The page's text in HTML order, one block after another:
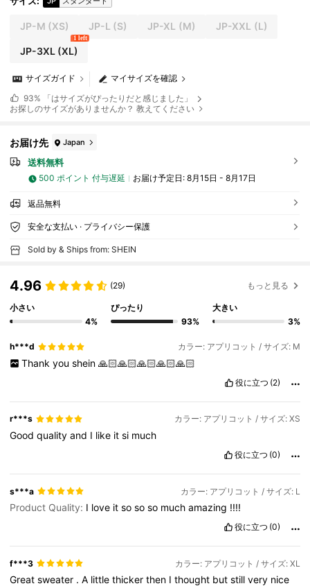
JP-M (XS) JP-L (S) JP-XL (M) JP-XXL (L)
JP-3XL(XL)
1 left
マイサイズを確認
サイズガイド
93% 「はサイズがぴったりだと感じました」
お探しのサイズがありませんか？ 教えてください
お届け先 Japan
送料無料
500 ポイント 付与遅延 お届け予定日: 8月15日 - 8月17日
返品無料
安全な支払い · プライバシー保護
Sold by & Ships from: SHEIN
4.96 (29) もっと見る
小さい
4%
ぴったり
93%
大きい
3%
h***d カラー: アプリコット / サイズ: M
Thank you shein 🙏🏻🙏🏻🙏🏻🙏🏻🙏🏻
役に立つ (2)
r***s カラー: アプリコット / サイズ: XS
Goodqualityand I like itsi much
役に立つ (0)
s***a カラー: アプリコット / サイズ: L
Product Quality: I love itsososo muchamazing !!!!
役に立つ (0)
f***3 カラー: アプリコット / サイズ: XL
Greatsweater .A littlethickerthen Ithought butstillvery nice